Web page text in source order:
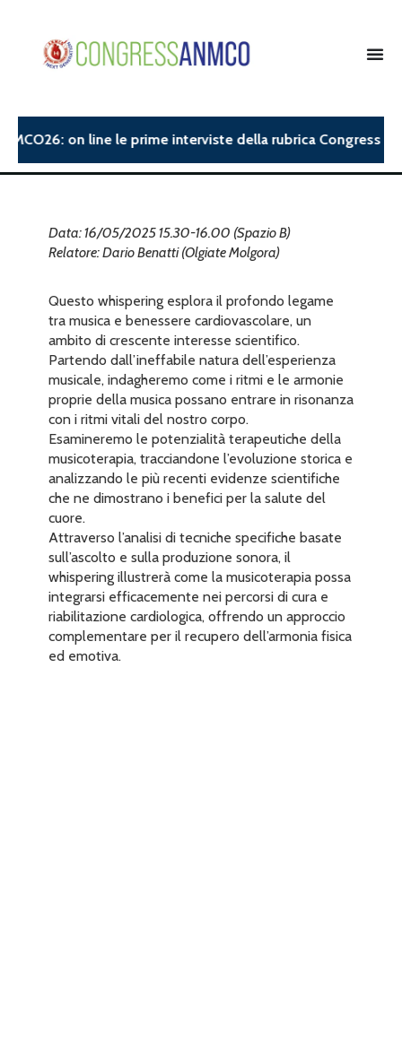
on line le prime interviste della rubrica Congress
Data: 16/05/2025 15.30-16.00 (Spazio B)
Relatore: Dario Benatti (Olgiate Molgora)
Questo whispering esplora il profondo legame
tra musica e benessere cardiovascolare, un
ambito di crescente interesse scientifico.
Partendo dall’ineffabile natura dell’esperienza
musicale, indagheremo come i ritmi e le armonie
proprie della musica possano entrare in risonanza
con i ritmi vitali del nostro corpo.
Esamineremo le potenzialità terapeutiche della
musicoterapia, tracciandone l’evoluzione storica e
analizzando le più recenti evidenze scientifiche
che ne dimostrano i benefici per la salute del
cuore.
Attraverso l’analisi di tecniche specifiche basate
sull’ascolto e sulla produzione sonora, il
whispering illustrerà come la musicoterapia possa
integrarsi efficacemente nei percorsi di cura e
riabilitazione cardiologica, offrendo un approccio
complementare per il recupero dell’armonia fisica
ed emotiva.